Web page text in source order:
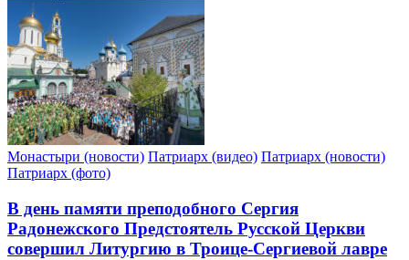
Монастыри (новости) Патриарх (видео) Патриарх (новости)
Патриарх (фото)
В день памяти преподобного Сергия
Радонежского Предстоятель Русской Церкви
совершил Литургию в Троице-Сергиевой лавре